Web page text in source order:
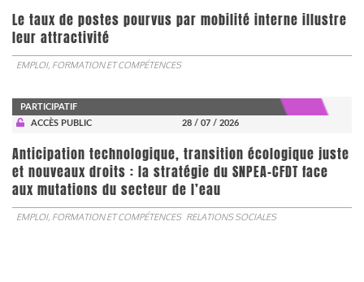
Le taux de postes pourvus par mobilité interne illustre
leur attractivité
EMPLOI, FORMATION ET COMPÉTENCES
PARTICIPATIF
ACCÈS PUBLIC
28 / 07 / 2026
Anticipation technologique, transition écologique juste
et nouveaux droits : la stratégie du SNPEA-CFDT face
aux mutations du secteur de l’eau
EMPLOI, FORMATION ET COMPÉTENCES RELATIONS SOCIALES